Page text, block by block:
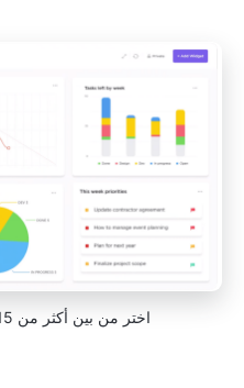
اختر من بين أكثر من 15 عرضًا للوحة المعلومات